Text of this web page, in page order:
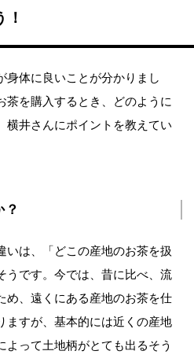
身体に良いことが分かりまし
茶を購入するとき、どのように
横井さんにポイントを教えてい
いは、「どこの産地のお茶を扱
うです。今では、昔に比べ、流
め、遠くにある産地のお茶を仕
ますが、基本的には近くの産地
よって土地柄がとても出るそう